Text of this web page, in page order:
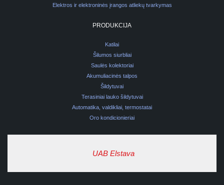
Elektros ir elektroninės įrangos atliekų tvarkymas
PRODUKCIJA
Katilai
Šilumos siurbliai
Saulės kolektoriai
Akumuliacinės talpos
Šildytuvai
Terasiniai lauko šildytuvai
Automatika, valdikliai, termostatai
Oro kondicionieriai
UAB Elstava